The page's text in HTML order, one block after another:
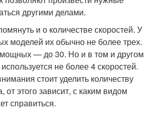
другими делами.
и о количестве скоростей. У
моделей их обычно не более трех.
— до 30. Но и в том и другом
не более 4 скоростей.
стоит уделить количеству
от этого зависит, с каким видом
справиться.